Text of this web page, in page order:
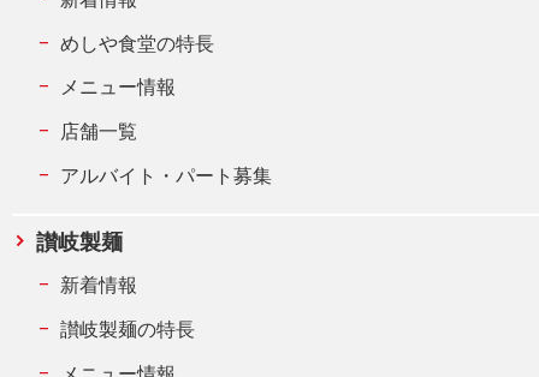
めしや食堂の特長
メニュー情報
店舗一覧
アルバイト・パート募集
讃岐製麺
新着情報
讃岐製麺の特長